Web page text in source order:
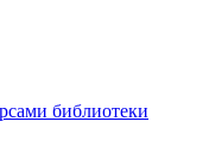
библиотеки